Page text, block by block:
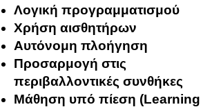
Λογική προγραμματισμού
Χρήση αισθητήρων
Αυτόνομη πλοήγηση
Προσαρμογή στις
περιβαλλοντικές συνθήκες
Μάθηση υπό πίεση (Learning